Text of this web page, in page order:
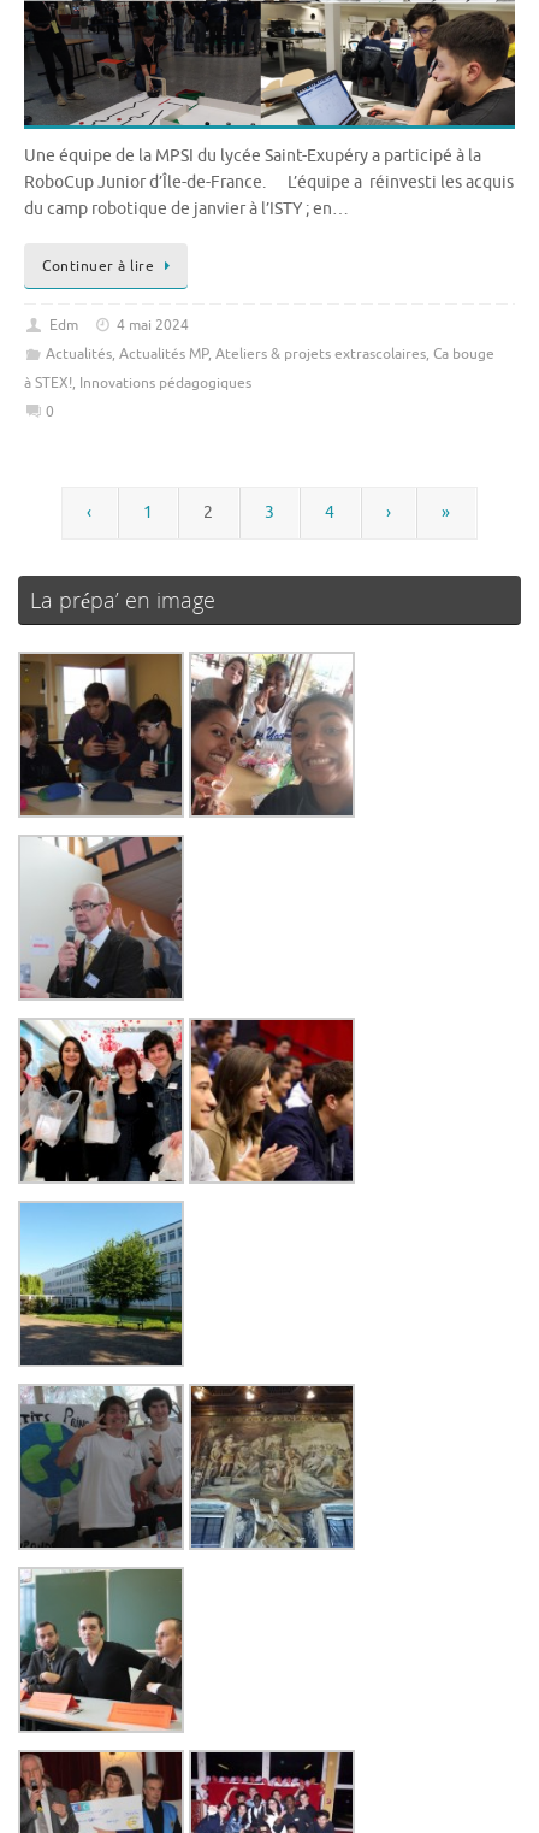
Une équipe de la MPSI du lycée Saint-Exupéry a participé à la
RoboCup Junior d’Île-de-France. L’équipe a réinvesti les acquis
du camp robotique de janvier à l’ISTY ; en…
Continuer à lire
Edm
4 mai 2024
Actualités, Actualités MP, Ateliers & projets extrascolaires, Ca bouge
à STEX!, Innovations pédagogiques
0
‹ 1 2 3 4 › »
La prépa’ en image